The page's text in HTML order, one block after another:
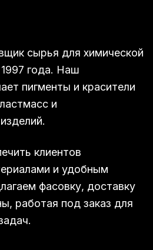
сырья для химической
года. Наш
пигменты и красители
и
клиентов
и удобным
фасовку, доставку
работая под заказ для